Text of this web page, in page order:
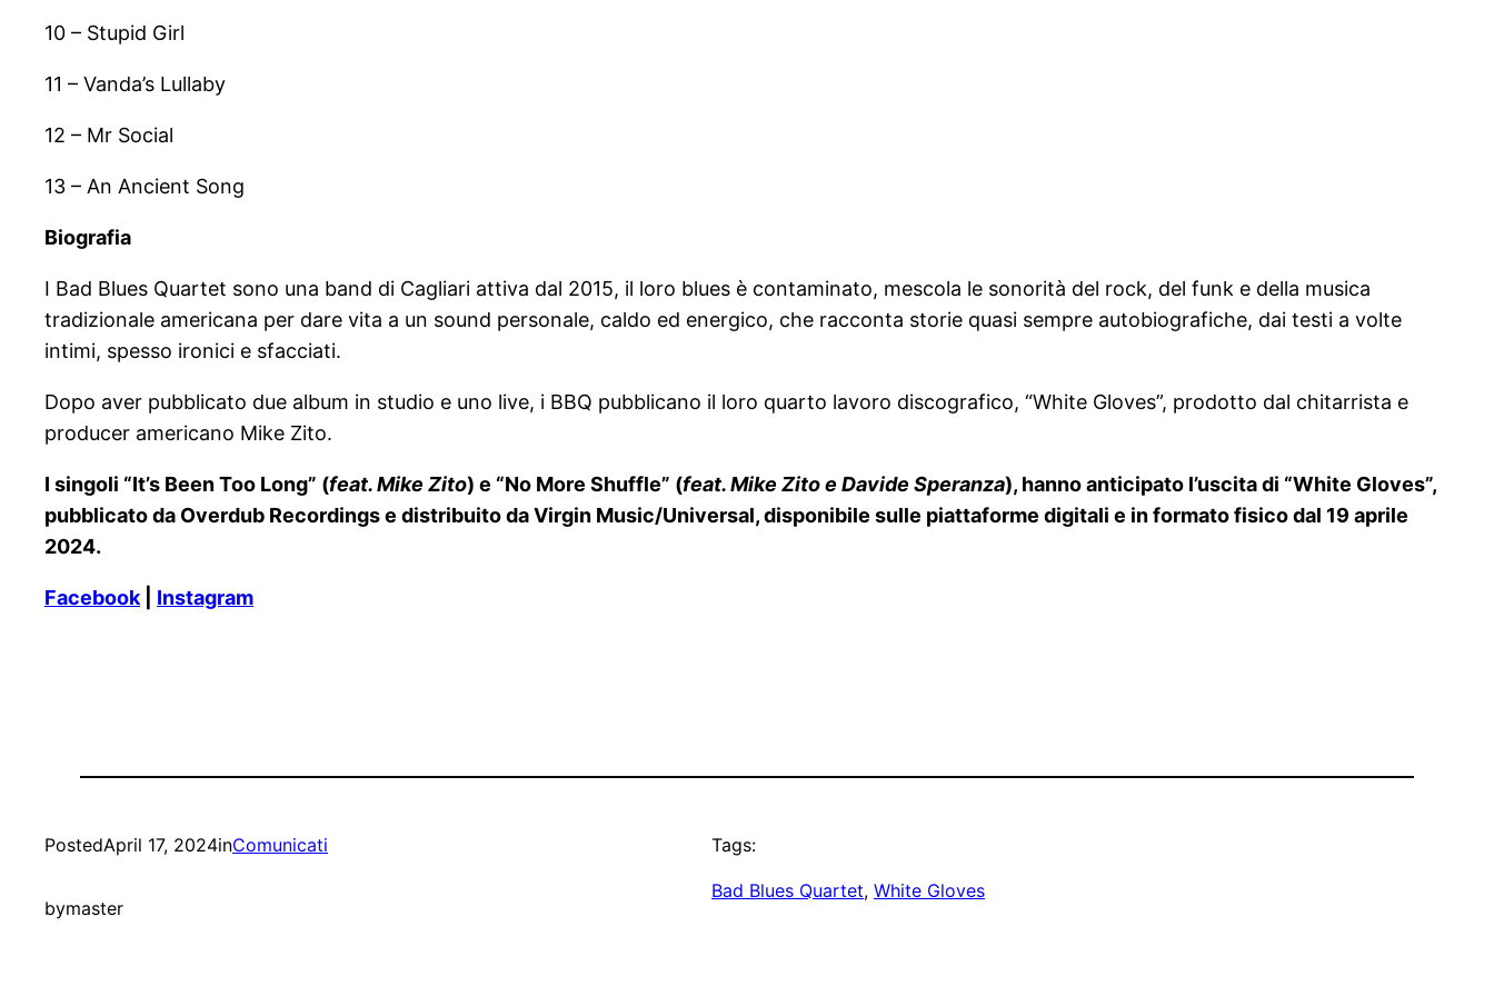
10 – Stupid Girl
11 – Vanda’s Lullaby
12 – Mr Social
13 – An Ancient Song
Biografia
I Bad Blues Quartet sono una band di Cagliari attiva dal 2015, il loro blues è contaminato, mescola le sonorità del rock, del funk e della musica
tradizionale americana per dare vita a un sound personale, caldo ed energico, che racconta storie quasi sempre autobiografiche, dai testi a volte
intimi, spesso ironici e sfacciati.
Dopo aver pubblicato due album in studio e uno live, i BBQ pubblicano il loro quarto lavoro discografico, “White Gloves”, prodotto dal chitarrista e
producer americano Mike Zito.
I singoli “It’s Been Too Long” (feat. Mike Zito) e “No More Shuffle” (feat.Mike Zito e Davide Speranza), hanno anticipato l’uscita di “White Gloves”,
pubblicato da Overdub Recordings e distribuito da Virgin Music/Universal, disponibile sulle piattaforme digitali e in formato fisico dal 19 aprile
2024.
Facebook| Instagram
PostedApril 17, 2024inComunicati
bymaster
Tags:
Bad Blues Quartet, White Gloves